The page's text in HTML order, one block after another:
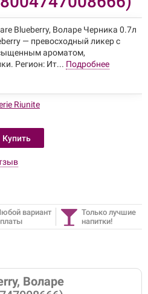
Blueberry, Воларе Черника 0.7л
— превосходный ликер с
ароматом,
Регион: Ит... Подробнее
Riunite
вариант
Только лучшие
напитки!
Воларе